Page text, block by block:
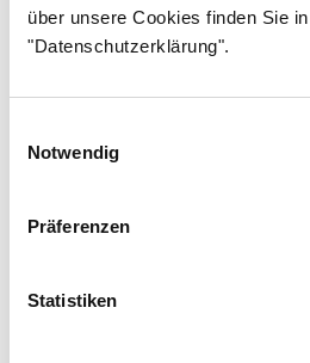
über unsere Cookies finden Sie
"Datenschutzerklärung".
Notwendig
Präferenzen
Statistiken
Osa 29
Osa 30
Osa 31
Osa 34
Osa 36